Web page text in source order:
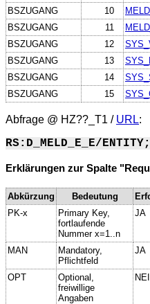
BSZUGANG
10
BSZUGANG
11
BSZUGANG
12
BSZUGANG
13
BSZUGANG
14
BSZUGANG
15
Abfrage @ HZ??_T1 / URL:
RS:D_MELD_E_E/
Erklärungen zur Spalte
Abkürzung Bedeutung
PK-x
Primary Key,
fortlaufende
Nummer x=1..n
JA
MAN
Mandatory,
Pflichtfeld
JA
OPT
Optional,
freiwillige
Angaben